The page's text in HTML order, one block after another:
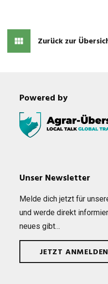
Zurück zur
Powered by
Unser Newsletter
Melde dich jetzt für
und werde direkt
neues gibt…
JETZT ANMELDEN